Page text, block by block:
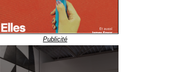
Publicité